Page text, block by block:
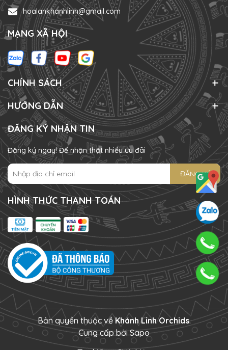
hoalankhanhlinh@gmail.com
MẠNG XÃ HỘI
CHÍNH SÁCH
HƯỚNG DẪN
ĐĂNG KÝ NHẬN TIN
Đăng ký ngay! Để nhận thật nhiều ưu đãi
ĐĂNG KÝ
HÌNH THỨC THANH TOÁN
Bản quyền thuộc vềKhánh Linh Orchids.
Cung cấp bởiSapo